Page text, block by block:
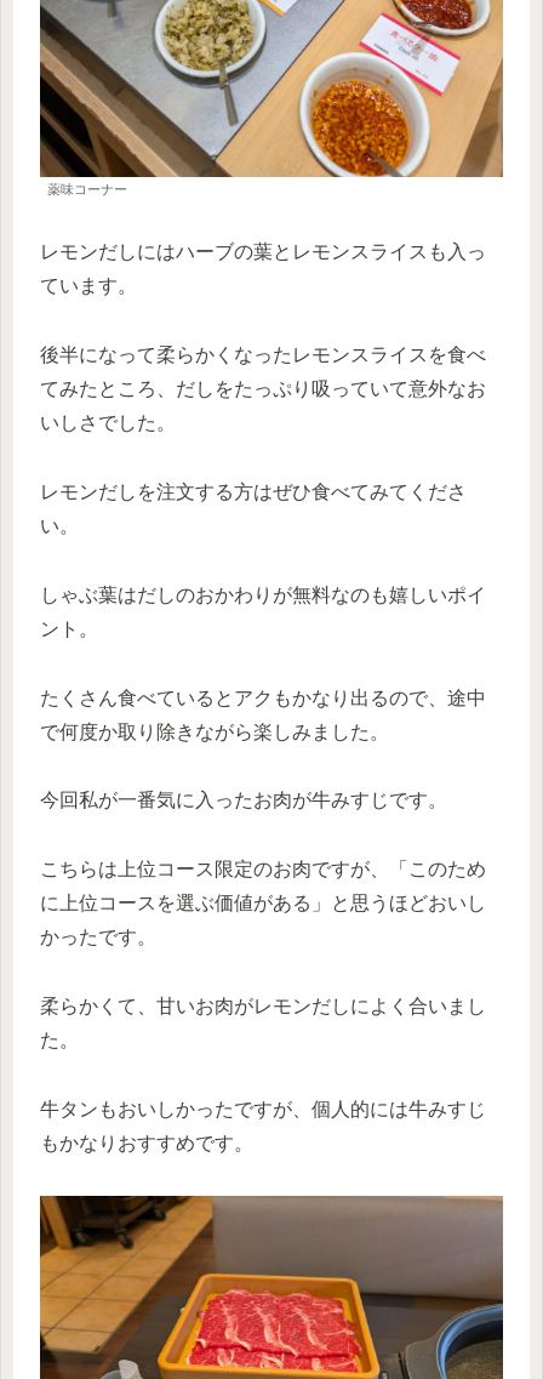
薬味コーナー
レモンだしにはハーブの葉とレモンスライスも入っ
ています。
後半になって柔らかくなったレモンスライスを食べ
てみたところ、だしをたっぷり吸っていて意外なお
いしさでした。
レモンだしを注文する方はぜひ食べてみてくださ
い。
しゃぶ葉はだしのおかわりが無料なのも嬉しいポイ
ント。
たくさん食べているとアクもかなり出るので、途中
で何度か取り除きながら楽しみました。
今回私が一番気に入ったお肉が牛みすじです。
こちらは上位コース限定のお肉ですが、「このため
に上位コースを選ぶ価値がある」と思うほどおいし
かったです。
柔らかくて、甘いお肉がレモンだしによく合いまし
た。
牛タンもおいしかったですが、個人的には牛みすじ
もかなりおすすめです。